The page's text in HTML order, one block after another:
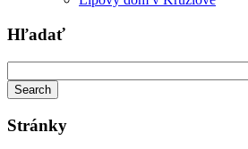
Hľadať
Stránky